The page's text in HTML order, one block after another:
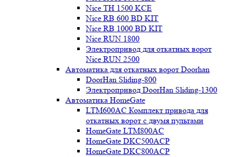
Nice TH 1500 KCE
Nice RB 600 BD KIT
Nice RB 1000 BD KIT
Nice RUN 1800
Электропривод для откатных ворот
Nice RUN 2500
Автоматика для откатных ворот Doorhan
DoorHan Sliding-800
Электропривод DoorHan Sliding-1300
Автоматика HomeGate
LTM600AC Комплект привода для
откатных ворот с двумя пультами
HomeGate LTM800AC
HomeGate DKC500ACP
HomeGate DKC800ACP